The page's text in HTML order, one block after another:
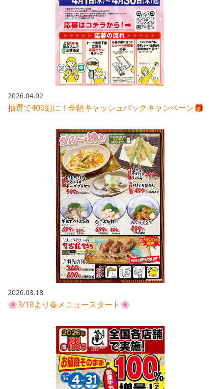
2026.04.02
抽選で400組に！全額キャッシュバックキャンペーン🎁
2026.03.18
🌸3/18より春メニュースタート🌸